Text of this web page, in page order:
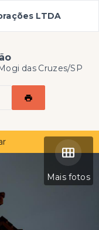
LTDA
das Cruzes/SP
Mais fotos